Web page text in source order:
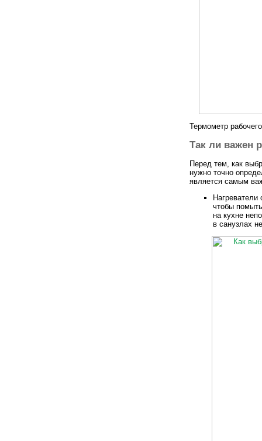
Термометр
Так ли важен
Перед тем, как
нужно точно
является самым
чтобы
на кухне
в санузлах